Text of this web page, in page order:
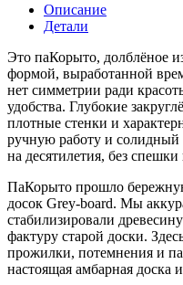
Описание
Детали
Это паКорыто, долблёное
формой, выработанной
нет симметрии ради
удобства. Глубокие
плотные стенки и
ручную работу и солидный
на десятилетия, без спешки
ПаКорыто прошло
досок Grey-board. Мы
стабилизировали
фактуру старой доски.
прожилки, потемнения и
настоящая амбарная доска